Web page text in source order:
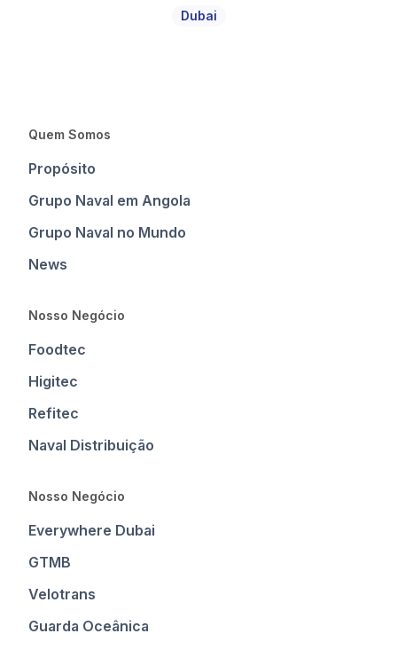
Dubai
Quem Somos
Propósito
Grupo Naval em Angola
Grupo Naval no Mundo
News
Nosso Negócio
Foodtec
Higitec
Refitec
Naval Distribuição
Nosso Negócio
Everywhere Dubai
GTMB
Velotrans
Guarda Oceânica